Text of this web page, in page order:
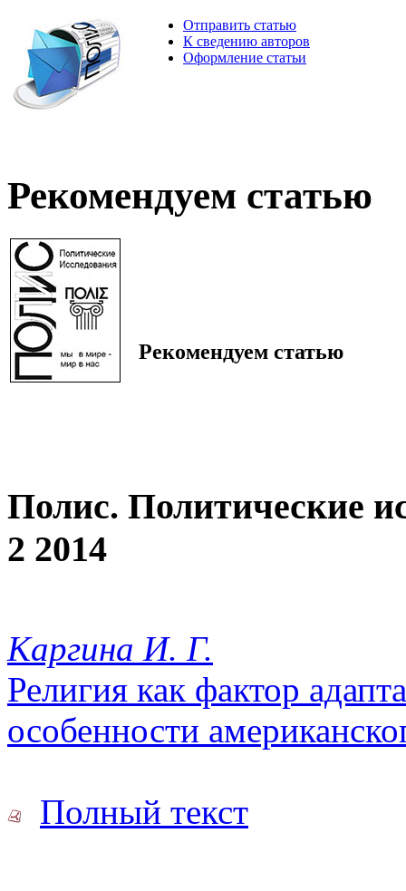
Отправить статью
К сведению авторов
Оформление статьи
Рекомендуем статью
Рекомендуем статью
Полис. Политические
2 2014
Каргина И. Г.
Религия как фактор
особенности
Полный текст